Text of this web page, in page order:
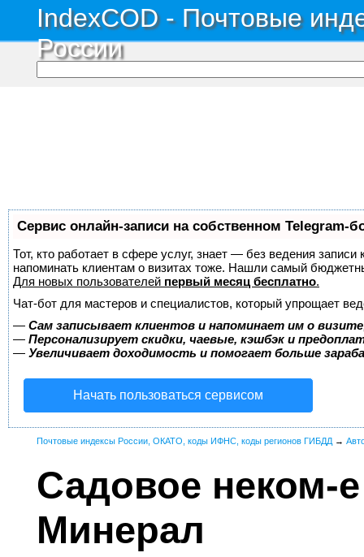
IndexCOD - Почтовые
России
Сервис онлайн-записи на собственном Telegram-
Тот, кто работает в сфере услуг, знает — без ведения
напоминать клиентам о визитах тоже. Нашли самый
Для новых пользователей первый месяц бесплатно.
Чат-бот для мастеров и специалистов, который упрощает
— Сам записывает клиентов и напоминает им о
— Персонализирует скидки, чаевые, кэшбэк и
— Увеличивает доходимость и помогает больше
Начать пользоваться сервисом
Почтовые индексы России, ОКАТО, коды ИФНС, коды регионов ГИБДД →
Садовое неком-
Минерал